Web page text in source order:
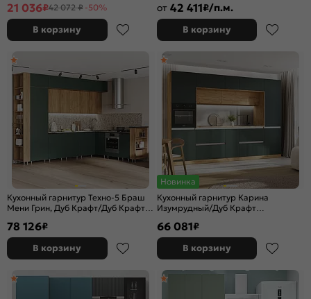
21 036₽42 072 ₽ -50%
В корзину
от 42 411₽/п.м.
В корзину
Кухонный гарнитур Техно-5 Браш
Мени Грин, Дуб Крафт/Дуб Крафт
темный)
78 126₽
В корзину
Новинка
Кухонный гарнитур Карина
Изумрудный/Дуб Крафт
66 081₽
В корзину